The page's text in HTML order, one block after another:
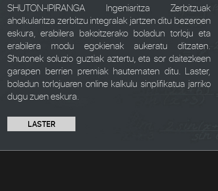
SHUTON-IPIRANGA Ingeniaritza Zerbitzuak
aholkularitza zerbitzu integralak jartzen ditu bezeroen
eskura, erabilera bakoitzerako boladun torloju eta
erabilera modu egokienak aukeratu ditzaten.
Shutonek soluzio guztiak aztertu, eta sor daitezkeen
garapen berrien premiak hautematen ditu. Laster,
boladun torlojuaren online kalkulu sinplifikatua jarriko
dugu zuen eskura.
LASTER